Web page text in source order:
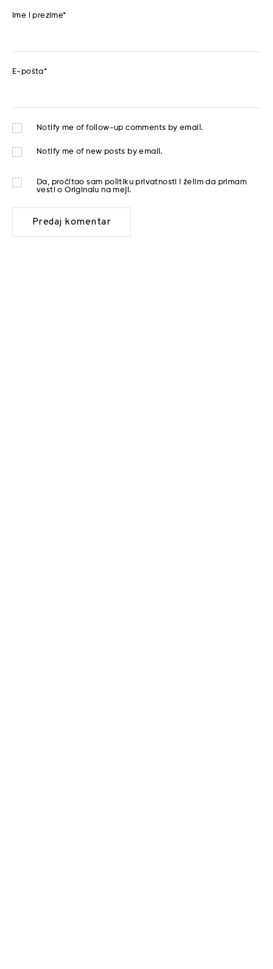
Ime i prezime*
E-pošta*
Notify me of follow-up comments by email.
Notify me of new posts by email.
Da, pročitao sam politiku privatnosti
i želim da primam
vesti o Originalu na mejl.